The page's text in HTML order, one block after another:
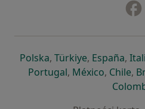
Polskaotwiera się w nowej
, Türkiyeotwiera się
, España,
Portugalotwiera się w
, Méxicootwiera
, Chile,